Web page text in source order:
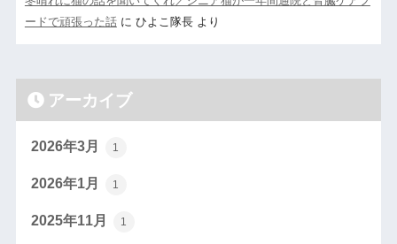
ードで頑張った話に ひよこ隊長より
アーカイブ
2026年3月 1
2026年1月 1
2025年11月 1